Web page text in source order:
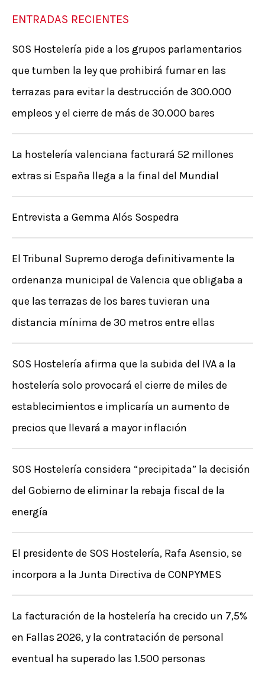
a
r
p
o
:
ENTRADAS RECIENTES
SOS Hostelería pide a los grupos parlamentarios
que tumben la ley que prohibirá fumar en las
terrazas para evitar la destrucción de 300.000
empleos y el cierre de más de 30.000 bares
La hostelería valenciana facturará 52 millones
extras si España llega a la final del Mundial
Entrevista a Gemma Alós Sospedra
El Tribunal Supremo deroga definitivamente la
ordenanza municipal de Valencia que obligaba a
que las terrazas de los bares tuvieran una
distancia mínima de 30 metros entre ellas
SOS Hostelería afirma que la subida del IVA a la
hostelería solo provocará el cierre de miles de
establecimientos e implicaría un aumento de
precios que llevará a mayor inflación
SOS Hostelería considera “precipitada” la decisión
del Gobierno de eliminar la rebaja fiscal de la
energía
El presidente de SOS Hostelería, Rafa Asensio, se
incorpora a la Junta Directiva de CONPYMES
La facturación de la hostelería ha crecido un 7,5%
en Fallas 2026, y la contratación de personal
eventual ha superado las 1.500 personas